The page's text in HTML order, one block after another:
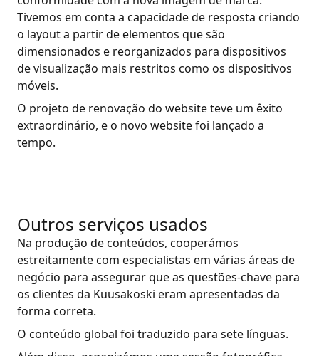
Tivemos em conta a capacidade de resposta criando
o layout a partir de elementos que são
dimensionados e reorganizados para dispositivos
de visualização mais restritos como os dispositivos
móveis.
O projeto de renovação do website teve um êxito
extraordinário, e o novo website foi lançado a
tempo.
Outros serviços usados
Na produção de conteúdos, cooperámos
estreitamente com especialistas em várias áreas de
negócio para assegurar que as questões-chave para
os clientes da Kuusakoski eram apresentadas da
forma correta.
O conteúdo global foi traduzido para sete línguas.